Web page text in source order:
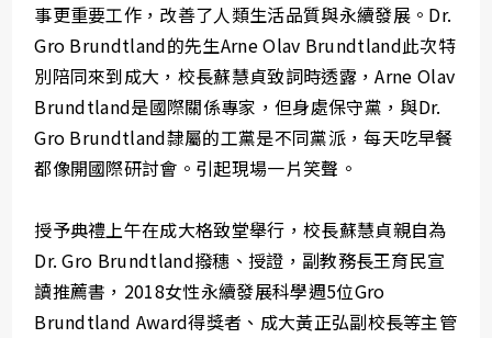
事更重要工作，改善了人類生活品質與永續發展。Dr.
Gro Brundtland的先生Arne Olav Brundtland此次特
別陪同來到成大，校長蘇慧貞致詞時透露，Arne Olav
Brundtland是國際關係專家，但身處保守黨，與Dr.
Gro Brundtland隸屬的工黨是不同黨派，每天吃早餐
都像開國際研討會。引起現場一片笑聲。
授予典禮上午在成大格致堂舉行，校長蘇慧貞親自為
Dr. Gro Brundtland撥穗、授證，副教務長王育民宣
讀推薦書，2018女性永續發展科學週5位Gro
Brundtland Award得獎者、成大黃正弘副校長等主管